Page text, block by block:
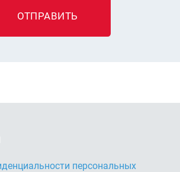
ОТПРАВИТЬ
персональных